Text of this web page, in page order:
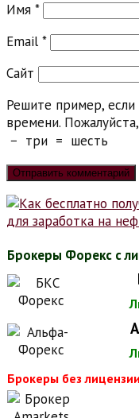
Имя *
Email *
Сайт
Решите пример, если
времени.
− три = шесть
Брокеры Форекс с
Брокеры без